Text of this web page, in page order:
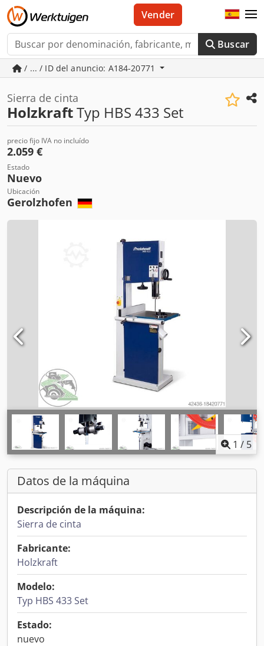
Buscar
Vender
/ ... / ID del anuncio: A184-20771
Sierra de cinta
HolzkraftTyp HBS 433 Set
precio fijo IVA no incluído
2.059 €
Estado
Nuevo
Ubicación
Gerolzhofen
1 / 5
Datos de la máquina
Descripción de la máquina:
Sierra de cinta
Fabricante:
Holzkraft
Modelo:
Typ HBS 433 Set
Estado:
nuevo